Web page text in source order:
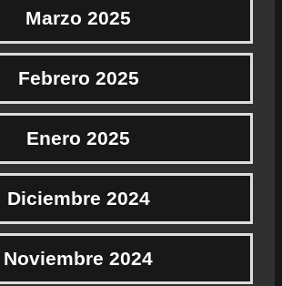
Marzo 2025
Febrero 2025
Enero 2025
Diciembre 2024
Noviembre 2024